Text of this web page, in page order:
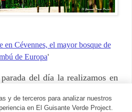
en Cévennes, el mayor bosque de
de Europa'
del día la realizamos en
trata de La Bambouseraie, un
y de terceros para analizar nuestros
en El Guisante Verde Project.